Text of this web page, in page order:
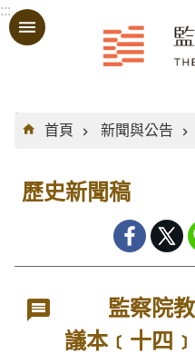
跳到主要內容區塊
:::
:::
首頁
新聞與公告
歷史新聞稿
監察院教
議本﹝十四